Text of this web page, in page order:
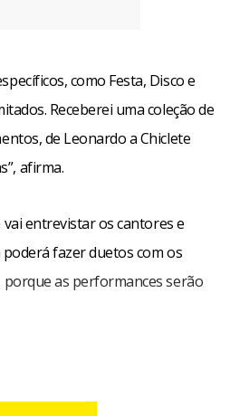
como Festa, Disco e
Receberei uma coleção de
de Leonardo a Chiclete
afirma.
entrevistar os cantores e
fazer duetos com os
porque as performances serão